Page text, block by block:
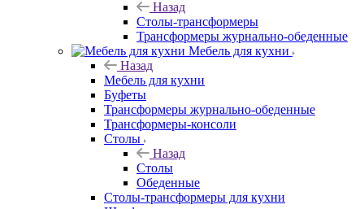
Назад
Столы-трансформеры
Трансформеры журнально-обеденные
Мебель для кухни
Назад
Мебель для кухни
Буфеты
Трансформеры журнально-обеденные
Трансформеры-консоли
Столы
Назад
Столы
Обеденные
Столы-трансформеры для кухни